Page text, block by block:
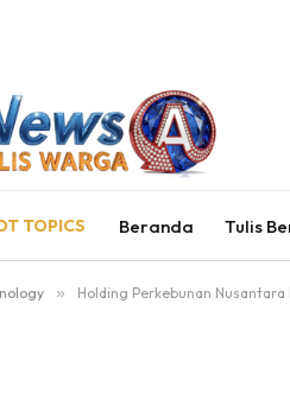
TOPICS Beranda Tulis
» Holding Perkebunan